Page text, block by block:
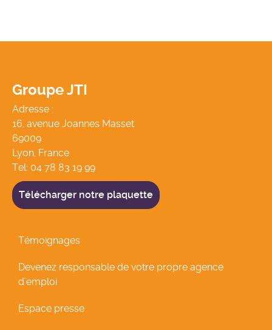
Groupe JTI
Adresse :
16, avenue Joannes Masset
69009
Lyon, France
Tel: 04 78 83 19 99
Télécharger notre plaquette
Témoignages
Devenez responsable de votre propre agence
d’emploi
Espace presse